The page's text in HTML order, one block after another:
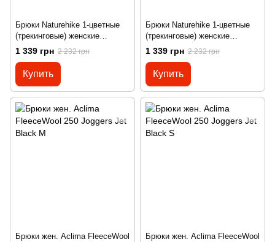
Брюки Naturehike 1-цветные
(трекинговые) женские
NH15K002-X M tangerine red
1 339 грн 2 232 грн
Купить
Брюки Naturehike 1-цветные
(трекинговые) женские
NH15K002-X S purple
1 339 грн 2 232 грн
Купить
Брюки жен. Aclima FleeceWool
Брюки жен. Aclima FleeceWool